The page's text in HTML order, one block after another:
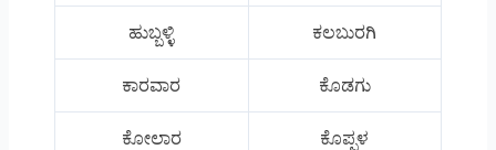
ಹುಬ್ಬಳ್ಳಿ ಕಲಬುರಗಿ
ಕಾರವಾರ ಕೊಡಗು
ಕೋಲಾರ ಕೊಪ್ಪಳ